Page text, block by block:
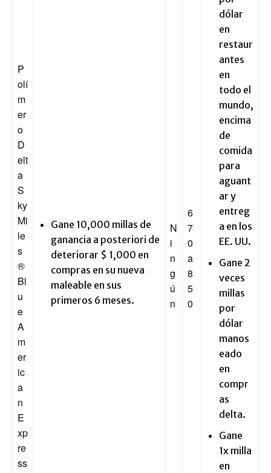
P
olí
m
er
o
D
elt
a
S
ky
Mi
le
s
®
Bl
u
e
A
m
er
ic
a
n
E
xp
re
ss
Gane 10,000 millas de
ganancia a posteriori de
deteriorar $ 1,000 en
compras en su nueva
maleable en sus
primeros 6 meses.
N
i
n
g
ú
n
6
7
0
a
8
5
0
dólar
en
restaur
antes
en
todo el
mundo,
encima
de
comida
para
aguant
ar y
entreg
a en los
EE. UU.
Gane 2
veces
millas
por
dólar
manos
eado
en
compr
as
delta.
Gane
1x milla
en